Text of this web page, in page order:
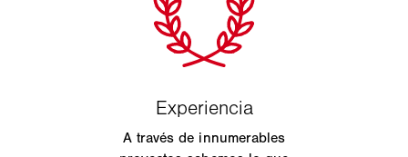
A través de innumerables